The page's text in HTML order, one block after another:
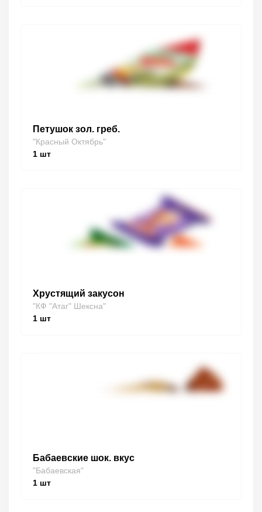
Петушок зол. греб.
"Красный Октябрь"
1 шт
Хрустящий закусон
"КФ "Атаг" Шексна"
1 шт
Бабаевские шок. вкус
"Бабаевская"
1 шт